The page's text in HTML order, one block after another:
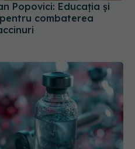
combaterea